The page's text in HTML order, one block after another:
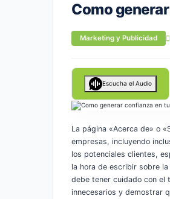
Como
Marketing y Publicidad
Escucha el Audio
La página «Acerca de» o
empresas, incluyendo
los potenciales clientes,
la hora de escribir sobre
debe tener cuidado con el
innecesarios y demostrar